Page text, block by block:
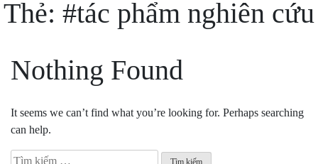
Thẻ: #tác phẩm nghiên cứu
Nothing Found
It seems we can’t find what you’re looking for. Perhaps searching
can help.
Tìm